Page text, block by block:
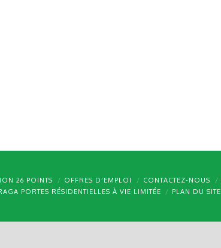
26 POINTS OFFRES D’EMPLOI CONTACTEZ-NOUS
PORTES RÉSIDENTIELLES À VIE LIMITÉE PLAN DU SITE